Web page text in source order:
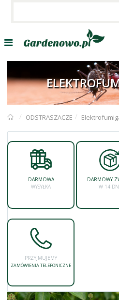
ODSTRASZACZE
DARMOWA
WYSYŁKA
DARMOWY
W 14
PRZYJMUJEMY
ZAMÓWIENIA TELEFONICZNE